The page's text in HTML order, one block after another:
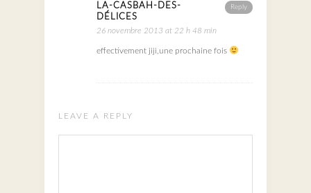
Reply
LA-CASBAH-DES-
DÉLICES
26 novembre 2013 at 22 h 48 min
effectivement jiji,une prochaine fois
LEAVE A REPLY